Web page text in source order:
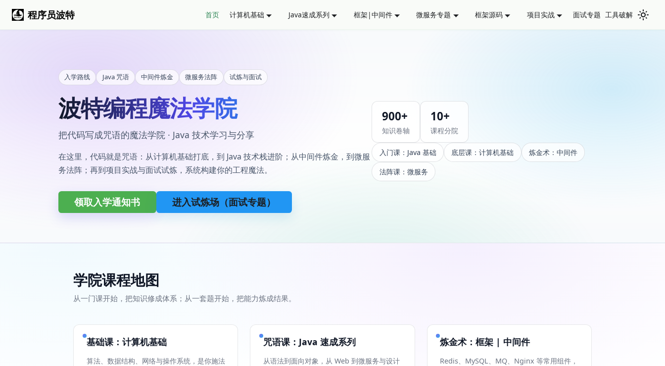
程序员波特 首页 计算机基础 Java速成系列 框架|中间件 微服务专题 框架源码 项目实战 面试专题 工具破解
入学路线 Java 咒语 中间件炼金 微服务法阵 试炼与面试
波特编程魔法学院
把代码写成咒语的魔法学院 · Java 技术学习与分享
在这里，代码就是咒语：从计算机基础打底，到 Java 技术栈进阶；从中间件炼金，到微服
务法阵；再到项目实战与面试试炼，系统构建你的工程魔法。
领取入学通知书 进入试炼场（面试专题）
900+
知识卷轴
10+
课程分院
入门课：Java 基础 底层课：计算机基础 炼金术：中间件
法阵课：微服务
学院课程地图
从一门课开始，把知识修成体系；从一套题开始，把能力炼成结果。
基础课：计算机基础
算法、数据结构、网络与操作系统，是你施法
咒语课：Java 速成系列
从语法到面向对象，从 Web 到微服务与设计
炼金术：框架 | 中间件
Redis、MySQL、MQ、Nginx 等常用组件，